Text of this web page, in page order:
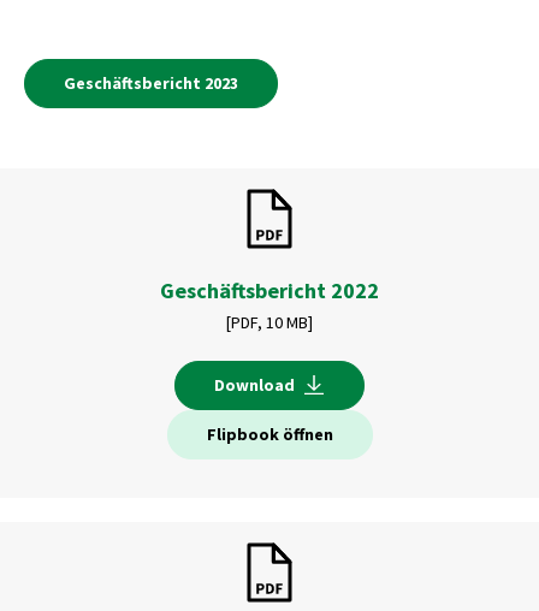
Geschäftsbericht 2023
Geschäftsbericht 2022
[PDF, 10 MB]
Download
Flipbook öffnen